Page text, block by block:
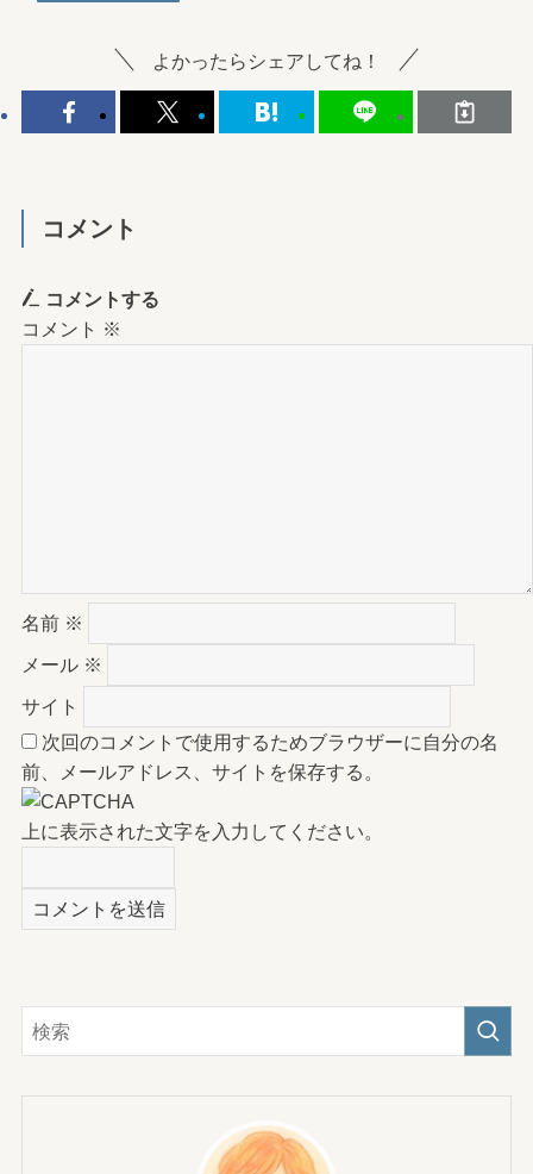
よかったらシェアしてね！
コメント
コメントする
コメント ※
名前 ※
メール ※
サイト
次回のコメントで使用するためブラウザーに自分の名
前、メールアドレス、サイトを保存する。
上に表示された文字を入力してください。